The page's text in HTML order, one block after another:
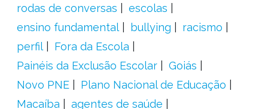
rodas de conversas
escolas
ensino fundamental
bullying
racismo
perfil
Fora da Escola
Painéis da Exclusão Escolar
Goiás
Novo PNE
Plano Nacional de Educação
Macaíba
agentes de saúde